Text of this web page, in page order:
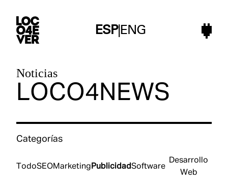
ESP|ENG
Noticias
LOCO4NEWS
Categorías
TodoSEOMarketing PublicidadSoftware
Desarrollo
Web